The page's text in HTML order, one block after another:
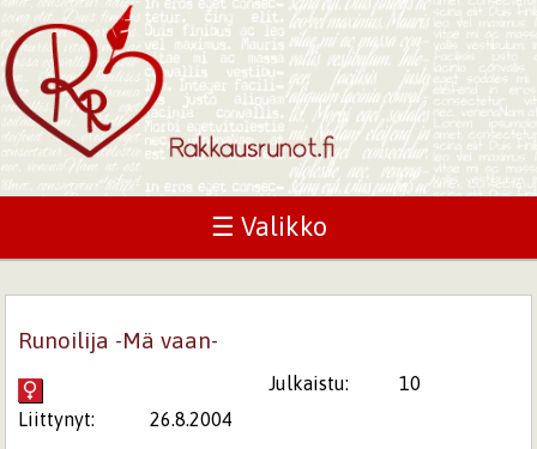
☰ Valikko
Runoilija -Mä vaan-
Julkaistu:
10
Liittynyt:
26.8.2004